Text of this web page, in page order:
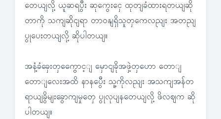
တေယျလို့ ယူဆရပွီး ဆုကွေးငှေ ထုတျခံထားရတယျဆို
တာကို သကျဆိုငျရာ တာဝနျရှိသူတှကေလညျး အတညျ
ပွုပေးတယျလို့ ဆိုပါတယျ။
အနံ့ခံခှေးတှကွေောင့ျ မှောငျခိုအဖှဲ့တှဟော တောျ
တောျလေးအထိ နာနပွေီး သူ့ကိုလညျး အသကျအန်တ
ရာယျခွိမျးခွောကျမှုတှေ ပွုလုပျနတေယျလို့ ဖိလဈက ဆို
ပါတယျ။